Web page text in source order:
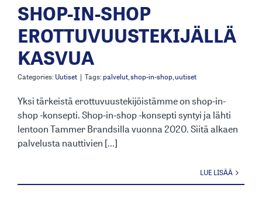
SHOP-IN-SHOP
EROTTUVUUSTEKIJÄLLÄ
KASVUA
Categories: Uutiset | Tags:palvelut,shop-in-shop,uutiset
Yksi tärkeistä erottuvuustekijöistämme on shop-in-
shop -konsepti. Shop-in-shop -konsepti syntyi ja lähti
lentoon Tammer Brandsilla vuonna 2020. Siitä alkaen
palvelusta nauttivien [...]
LUE LISÄÄ